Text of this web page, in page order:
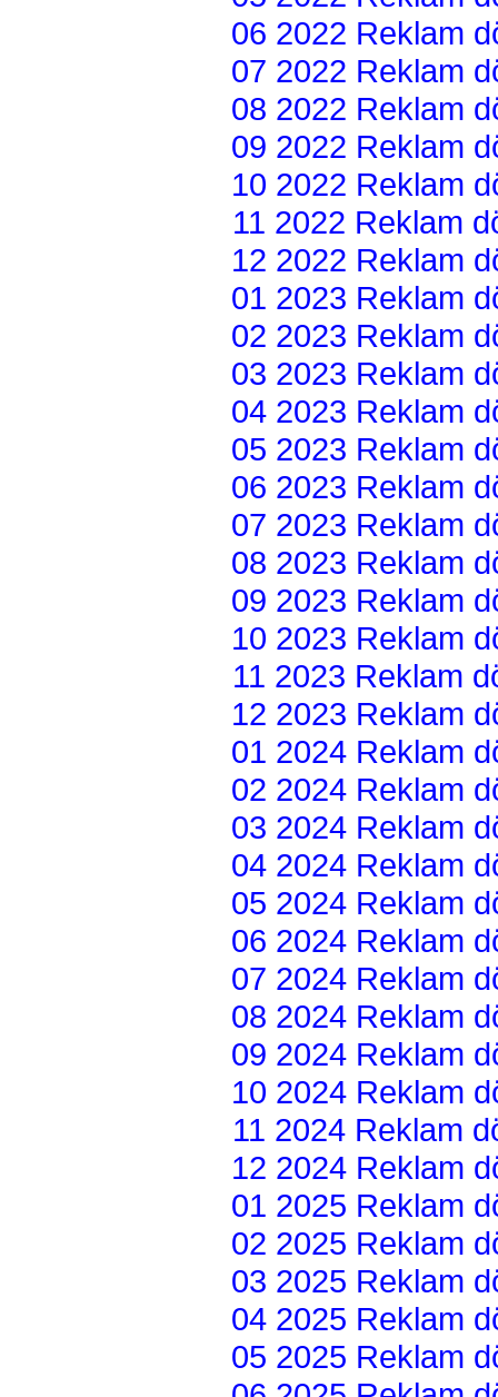
06 2022 Reklam
07 2022 Reklam
08 2022 Reklam
09 2022 Reklam
10 2022 Reklam
11 2022 Reklam
12 2022 Reklam
01 2023 Reklam
02 2023 Reklam
03 2023 Reklam
04 2023 Reklam
05 2023 Reklam
06 2023 Reklam
07 2023 Reklam
08 2023 Reklam
09 2023 Reklam
10 2023 Reklam
11 2023 Reklam
12 2023 Reklam
01 2024 Reklam
02 2024 Reklam
03 2024 Reklam
04 2024 Reklam
05 2024 Reklam
06 2024 Reklam
07 2024 Reklam
08 2024 Reklam
09 2024 Reklam
10 2024 Reklam
11 2024 Reklam
12 2024 Reklam
01 2025 Reklam
02 2025 Reklam
03 2025 Reklam
04 2025 Reklam
05 2025 Reklam